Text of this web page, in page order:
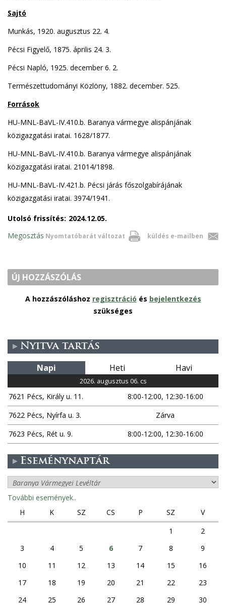
Sajtó
Munkás, 1920. augusztus 22. 4.
Pécsi Figyelő, 1875. április 24. 3.
Pécsi Napló, 1925. december 6. 2.
Természettudományi Közlöny, 1882. december. 525.
Források
HU-MNL-BaVL-IV.410.b. Baranya vármegye alispánjának
közigazgatási iratai. 1628/1877.
HU-MNL-BaVL-IV.410.b. Baranya vármegye alispánjának
közigazgatási iratai. 21014/1898.
HU-MNL-BaVL-IV.421.b. Pécsi járás főszolgabírájának
közigazgatási iratai. 3974/1941.
Utolsó frissítés: 2024.12.05.
Nyomtatóbarát változat küldés e-mailben
Megosztás
ÚJ HOZZÁSZÓLÁS
A hozzászóláshoz regisztráció és bejelentkezés
szükséges
Nyitva tartás
Napi Heti Havi
2026. augusztus 06. cs
7621 Pécs, Király u. 11.
8:00-12:00, 12:30-16:00
7622 Pécs, Nyírfa u. 3.
Zárva
7623 Pécs, Rét u. 9.
8:00-12:00, 12:30-16:00
Eseménynaptár
További események..
H
K SZ CS P SZ
V
1
2
3
4 5 6 7 8
9
10
11 12 13 14 15
16
17
18 19 20 21 22
23
24
25 26 27 28 29
30